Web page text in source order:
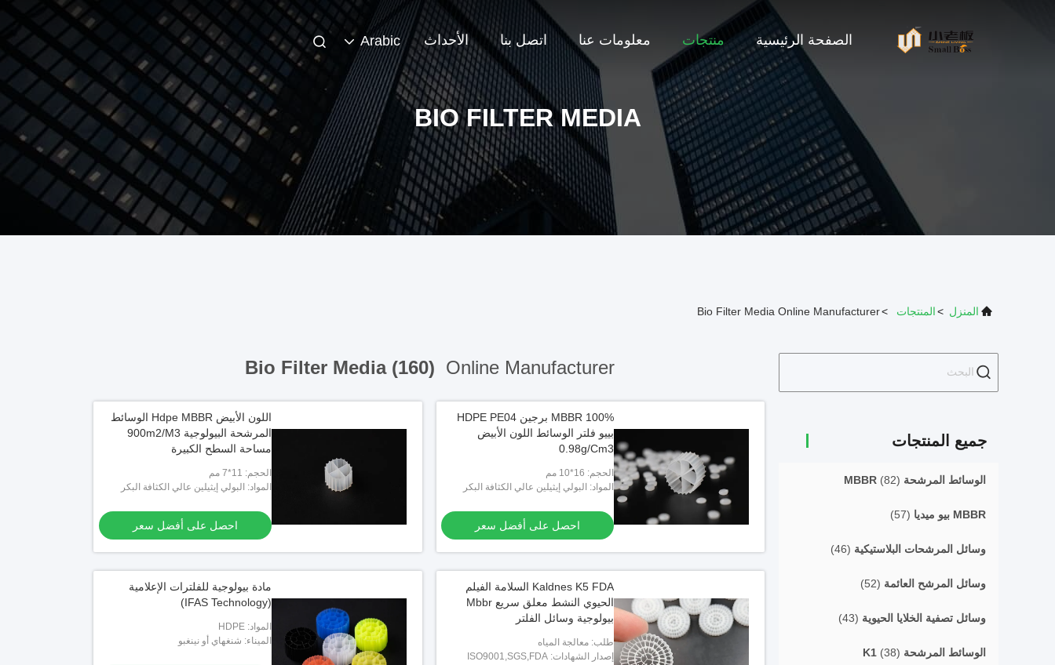
الصفحة الرئيسية منتجات معلومات عنا اتصل بنا الأحداث Arabic
BIO FILTER MEDIA
المنزل >المنتجات >
Bio Filter Media Online Manufacturer
جميع المنتجات
الوسائط المرشحة MBBR (82)
MBBR بيو ميديا (57)
وسائل المرشحات البلاستيكية (46)
وسائل المرشح العائمة (52)
وسائل تصفية الخلايا الحيوية (43)
الوسائط المرشحة K1 (38)
Bio Filter Media (160) Online Manufacturer
MBBR 100% برجين HDPE PE04
بييو فلتر الوسائط اللون الأبيض
0.98g/Cm3
الحجم: 16*10 مم
المواد: البولي إيثيلين عالي الكثافة البكر
احصل على أفضل سعر
اللون الأبيض Hdpe MBBR الوسائط
المرشحة البيولوجية 900m2/M3
مساحة السطح الكبيرة
الحجم: 11*7 مم
المواد: البولي إيثيلين عالي الكثافة البكر
احصل على أفضل سعر
Kaldnes K5 FDA السلامة الفيلم
الحيوي النشط معلق سريع Mbbr
بيولوجية وسائل الفلتر
طلب: معالجة المياه
إصدار الشهادات: ISO9001,SGS,FDA
مادة بيولوجية للفلترات الإعلامية
(IFAS Technology)
المواد: HDPE
الميناء: شنغهاي أو نينغبو